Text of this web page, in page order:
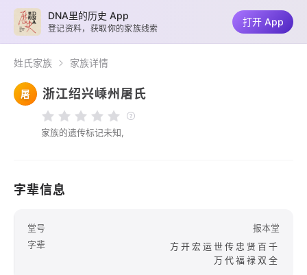
姓氏家族 家族详情
屠 浙江绍兴嵊州屠氏
家族的遗传标记未知,
字辈信息
堂号
报本堂
字辈
方开宏运世传忠贤百千
万代福禄双全
DNA里的历史 App
登记资料，获取你的家族线索
打开 App